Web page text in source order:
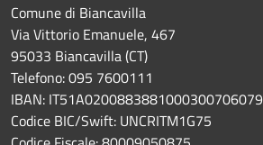
Comune di Biancavilla
Via Vittorio Emanuele, 467
95033 Biancavilla (CT)
Telefono: 095 7600111
IBAN: IT51A0200883881000300706079
Codice BIC/Swift: UNCRITM1G75